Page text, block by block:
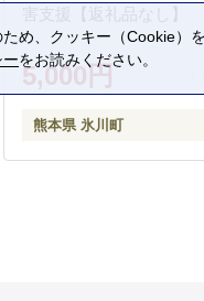
害支援【返礼品なし】
5,000円
熊本県 氷川町
め、クッキー（Cookie）
をお読みください。